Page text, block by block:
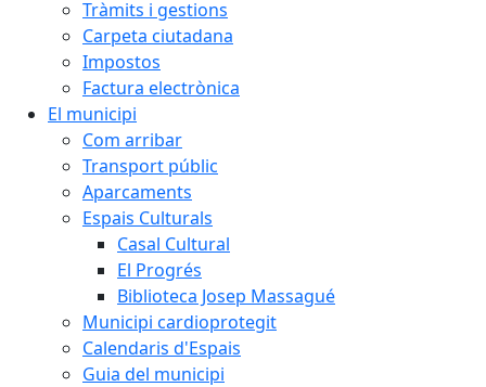
Tràmits i gestions
Carpeta ciutadana
Impostos
Factura electrònica
El municipi
Com arribar
Transport públic
Aparcaments
Espais Culturals
Casal Cultural
El Progrés
Biblioteca Josep Massagué
Municipi cardioprotegit
Calendaris d'Espais
Guia del municipi